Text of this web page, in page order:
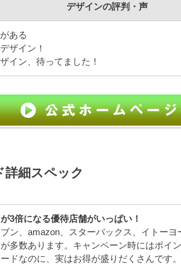
デザインの評判・声
ある
ザイン！
イン、待ってました！
詳細スペック
3倍になる優待店舗がいっぱい！
ン、amazon、スターバックス、イトー
多数あります。キャンペーン時にはポイ
ドなのに、実はお得が盛りだくさんです。